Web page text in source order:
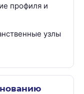
профиля и
узлы